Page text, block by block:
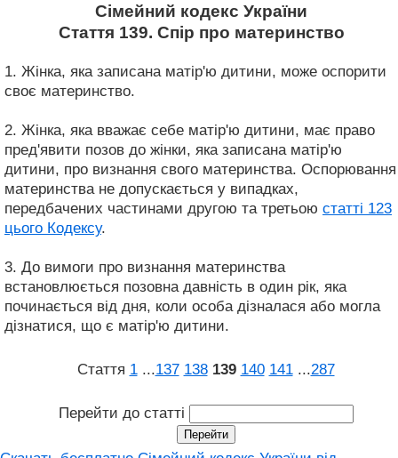
Сімейний кодекс України
Стаття 139. Спір про материнство
1. Жінка, яка записана матір'ю дитини, може оспорити
своє материнство.
2. Жінка, яка вважає себе матір'ю дитини, має право
пред'явити позов до жінки, яка записана матір'ю
дитини, про визнання свого материнства. Оспорювання
материнства не допускається у випадках,
передбачених частинами другою та третьою статті 123
цього Кодексу.
3. До вимоги про визнання материнства
встановлюється позовна давність в один рік, яка
починається від дня, коли особа дізналася або могла
дізнатися, що є матір'ю дитини.
Стаття 1 ...137 138 139 140 141 ...287
Перейти до статті